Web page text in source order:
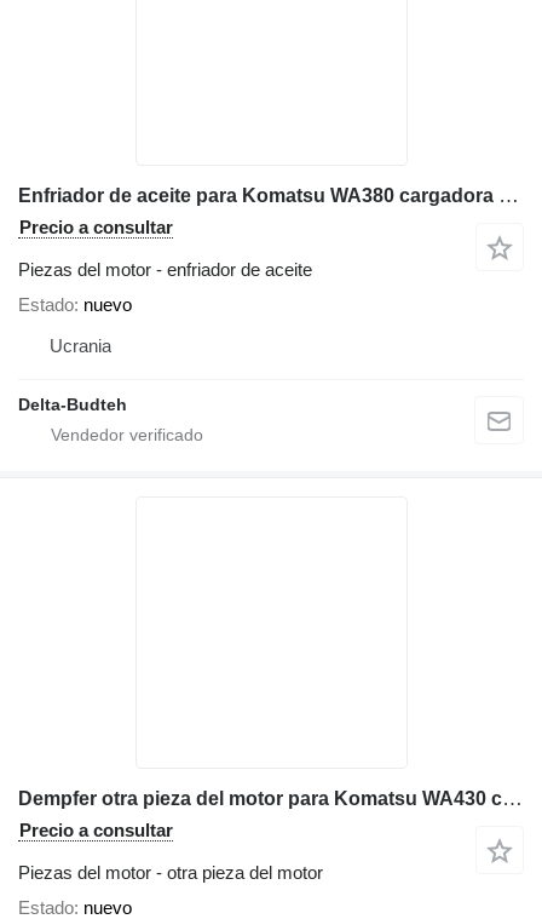
Enfriador de aceite para Komatsu WA380 cargadora de ruedas
Precio a consultar
Piezas del motor - enfriador de aceite
Estado nuevo
Ucrania
Delta-Budteh
Dempfer otra pieza del motor para Komatsu WA430 cargadora de ruedas
Precio a consultar
Piezas del motor - otra pieza del motor
Estado nuevo